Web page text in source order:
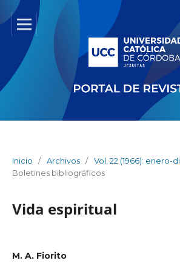
Inicio / Archivos / Vol. 22 (1966): enero-
Boletines bibliográficos
Vida espiritual
M. A. Fiorito